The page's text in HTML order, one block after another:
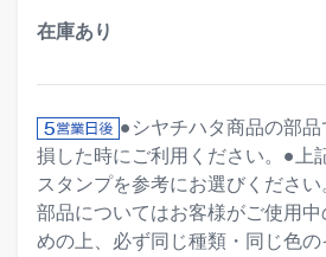
在庫あり
●シヤチハタ商品の部
損した時にご利用ください。●上
スタンプを参考にお選びくださ
部品についてはお客様がご使用
めの上、必ず同じ種類・同じ色